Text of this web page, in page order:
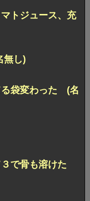
トジュース、充
無し)
る袋変わった (名
３で骨も溶けた